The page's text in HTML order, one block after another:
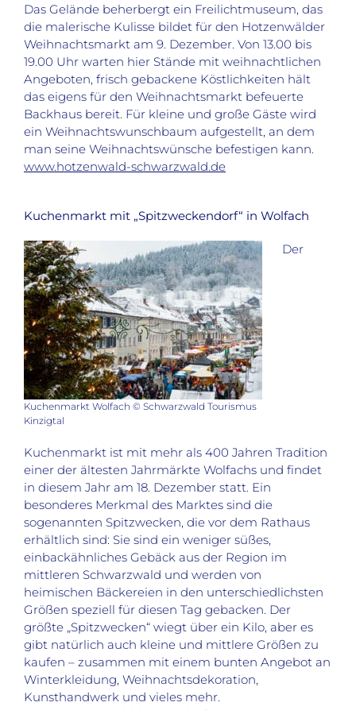
Das Gelände beherbergt ein Freilichtmuseum, das
die malerische Kulisse bildet für den Hotzenwälder
Weihnachtsmarkt am 9. Dezember. Von 13.00 bis
19.00 Uhr warten hier Stände mit weihnachtlichen
Angeboten, frisch gebackene Köstlichkeiten hält
das eigens für den Weihnachtsmarkt befeuerte
Backhaus bereit. Für kleine und große Gäste wird
ein Weihnachtswunschbaum aufgestellt, an dem
man seine Weihnachtswünsche befestigen kann.
www.hotzenwald-schwarzwald.de
Kuchenmarkt mit „Spitzweckendorf“ in Wolfach
Kuchenmarkt Wolfach © Schwarzwald Tourismus
Kinzigtal
Der
Kuchenmarkt ist mit mehr als 400 Jahren Tradition
einer der ältesten Jahrmärkte Wolfachs und findet
in diesem Jahr am 18. Dezember statt. Ein
besonderes Merkmal des Marktes sind die
sogenannten Spitzwecken, die vor dem Rathaus
erhältlich sind: Sie sind ein weniger süßes,
einbackähnliches Gebäck aus der Region im
mittleren Schwarzwald und werden von
heimischen Bäckereien in den unterschiedlichsten
Größen speziell für diesen Tag gebacken. Der
größte „Spitzwecken“ wiegt über ein Kilo, aber es
gibt natürlich auch kleine und mittlere Größen zu
kaufen – zusammen mit einem bunten Angebot an
Winterkleidung, Weihnachtsdekoration,
Kunsthandwerk und vieles mehr.